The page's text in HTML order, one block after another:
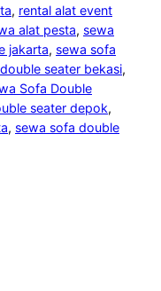
, rental alat event
alat pesta, sewa
jakarta, sewa sofa
seater bekasi
Sofa Double
seater depok
, sewa sofa double